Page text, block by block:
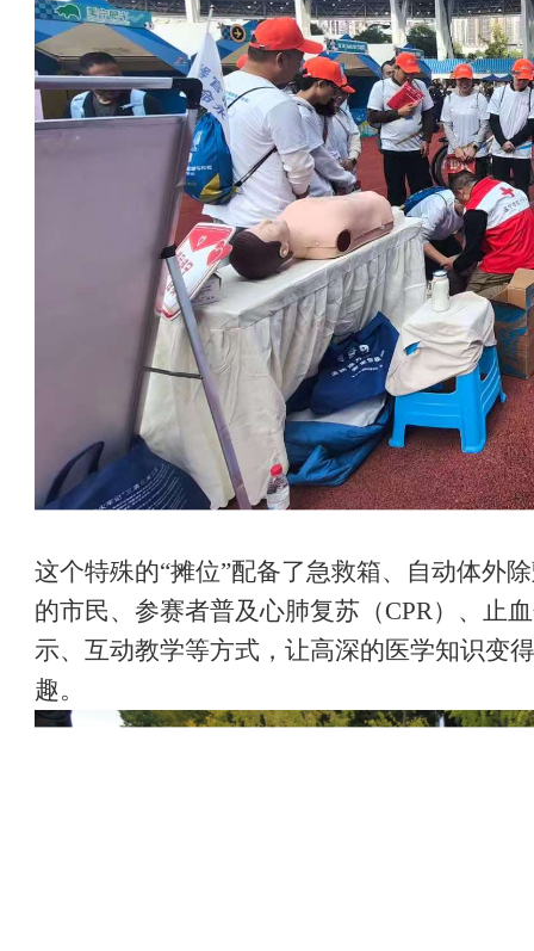
这个特殊的“摊位”配备了急救箱、自动体外
的市民、参赛者普及心肺复苏（CPR）、止
示、互动教学等方式，让高深的医学知识变
趣。